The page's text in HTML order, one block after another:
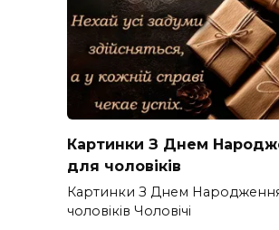
Картинки З Днем
для чоловіків​
Картинки З Днем
чоловіків​ Чоловічі